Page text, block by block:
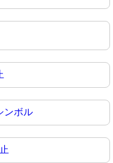
ンボル